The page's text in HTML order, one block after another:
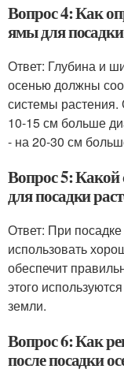
Вопрос 4: Как
ямы для
Ответ: Глубина и
осенью должны
системы
10-15 см больше
- на 20-30 см
Вопрос 5: Какой
для посадки
Ответ: При
использовать
обеспечит
этого
земли.
Вопрос 6: Как
после посадки